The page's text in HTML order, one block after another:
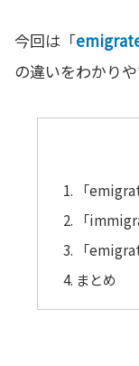
今回は「
の違いをわかりや
「
「
「
まとめ